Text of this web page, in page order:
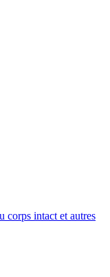
corps intact et autres